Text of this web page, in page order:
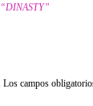
“DINASTY”
Los campos